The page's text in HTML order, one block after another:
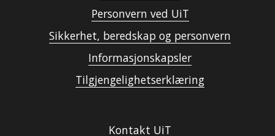
Personvern ved UiT
Sikkerhet, beredskap og personvern
Informasjonskapsler
Tilgjengelighetserklæring
Kontakt UiT